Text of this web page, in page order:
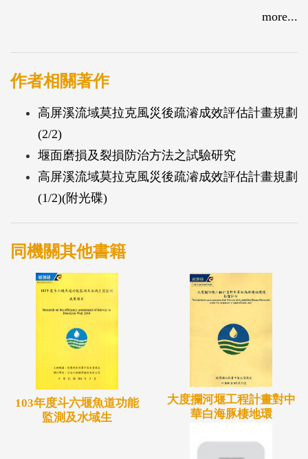
more...
作者相關著作
高屏溪流域莫拉克風災後疏濬成效評估計畫規劃
(2/2)
堰面磨損及裂損防治方法之試驗研究
高屏溪流域莫拉克風災後疏濬成效評估計畫規劃
(1/2)(附光碟)
同機關其他書籍
103年度斗六堰魚道功能
監測及水域生
大度攔河堰工程計畫對中
華白海豚棲地環